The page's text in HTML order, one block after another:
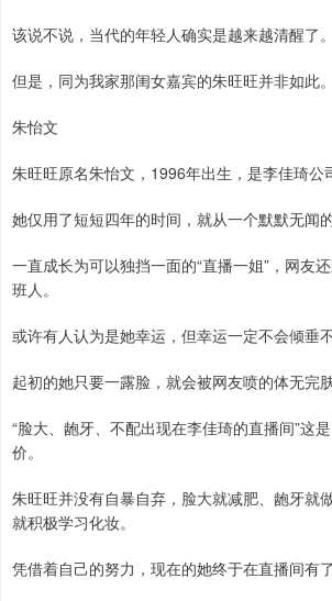
该说不说，当代的年轻人确实是越来越清醒了。
但是，同为我家那闺女嘉宾的朱旺旺并非如此。
朱怡文
朱旺旺原名朱怡文，1996年出生，是李佳琦公
她仅用了短短四年的时间，就从一个默默无闻
一直成长为可以独挡一面的“直播一姐”，网友
班人。
或许有人认为是她幸运，但幸运一定不会倾垂不
起初的她只要一露脸，就会被网友喷的体无完肤
“脸大、龅牙、不配出现在李佳琦的直播间”这
价。
朱旺旺并没有自暴自弃，脸大就减肥、龅牙就
就积极学习化妆。
凭借着自己的努力，现在的她终于在直播间有